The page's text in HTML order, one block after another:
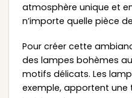
atmosphère unique et
n’importe quelle pièce
Pour créer cette
des lampes bohèmes
motifs délicats. Les
exemple, apportent